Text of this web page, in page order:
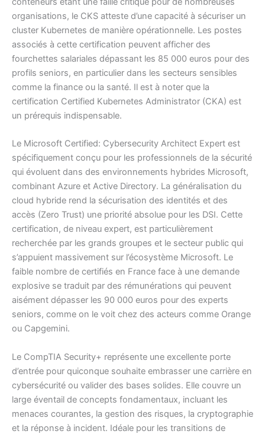
organisations, le CKS atteste d’une capacité à sécuriser un
cluster Kubernetes de manière opérationnelle. Les postes
associés à cette certification peuvent afficher des
fourchettes salariales dépassant les 85 000 euros pour des
profils seniors, en particulier dans les secteurs sensibles
comme la finance ou la santé. Il est à noter que la
certification Certified Kubernetes Administrator (CKA) est
un prérequis indispensable.
Le Microsoft Certified: Cybersecurity Architect Expert est
spécifiquement conçu pour les professionnels de la sécurité
qui évoluent dans des environnements hybrides Microsoft,
combinant Azure et Active Directory. La généralisation du
cloud hybride rend la sécurisation des identités et des
accès (Zero Trust) une priorité absolue pour les DSI. Cette
certification, de niveau expert, est particulièrement
recherchée par les grands groupes et le secteur public qui
s’appuient massivement sur l’écosystème Microsoft. Le
faible nombre de certifiés en France face à une demande
explosive se traduit par des rémunérations qui peuvent
aisément dépasser les 90 000 euros pour des experts
seniors, comme on le voit chez des acteurs comme Orange
ou Capgemini.
Le CompTIA Security+ représente une excellente porte
d’entrée pour quiconque souhaite embrasser une carrière en
cybersécurité ou valider des bases solides. Elle couvre un
large éventail de concepts fondamentaux, incluant les
menaces courantes, la gestion des risques, la cryptographie
et la réponse à incident. Idéale pour les transitions de